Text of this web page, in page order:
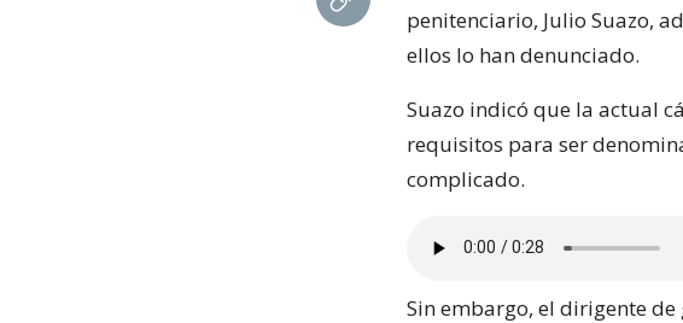
penitenciario, Julio Suazo,
ellos lo han denunciado.
Suazo indicó que la actual
requisitos para ser
complicado.
Sin embargo, el dirigente